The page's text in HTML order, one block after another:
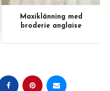
Maxiklänning med
broderie anglaise